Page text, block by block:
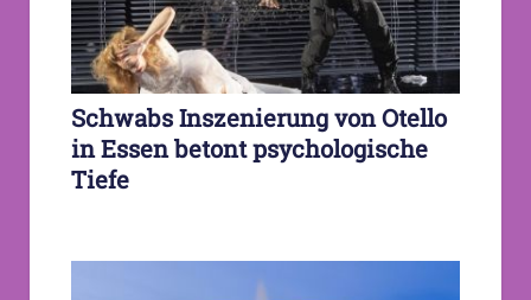
Schwabs Inszenierung von Otello
in Essen betont psychologische
Tiefe